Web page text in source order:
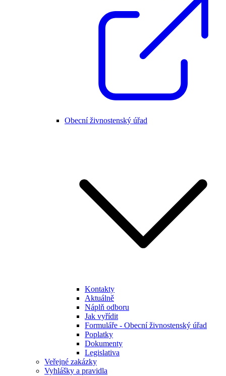
Obecní živnostenský úřad
Kontakty
Aktuálně
Náplň odboru
Jak vyřídit
Formuláře - Obecní živnostenský úřad
Poplatky
Dokumenty
Legislativa
Veřejné zakázky
Vyhlášky a pravidla